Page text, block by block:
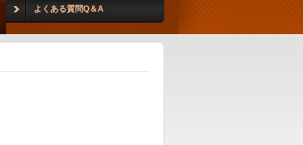
よくある質問Q＆A